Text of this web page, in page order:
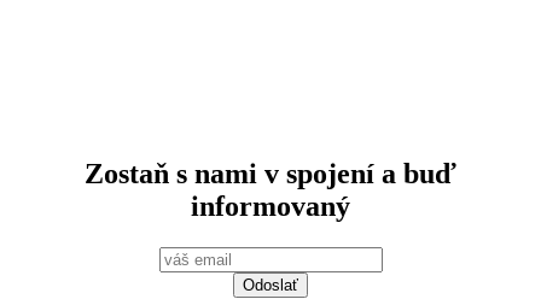
Zostaň s nami v spojení a buď
informovaný
Odoslať